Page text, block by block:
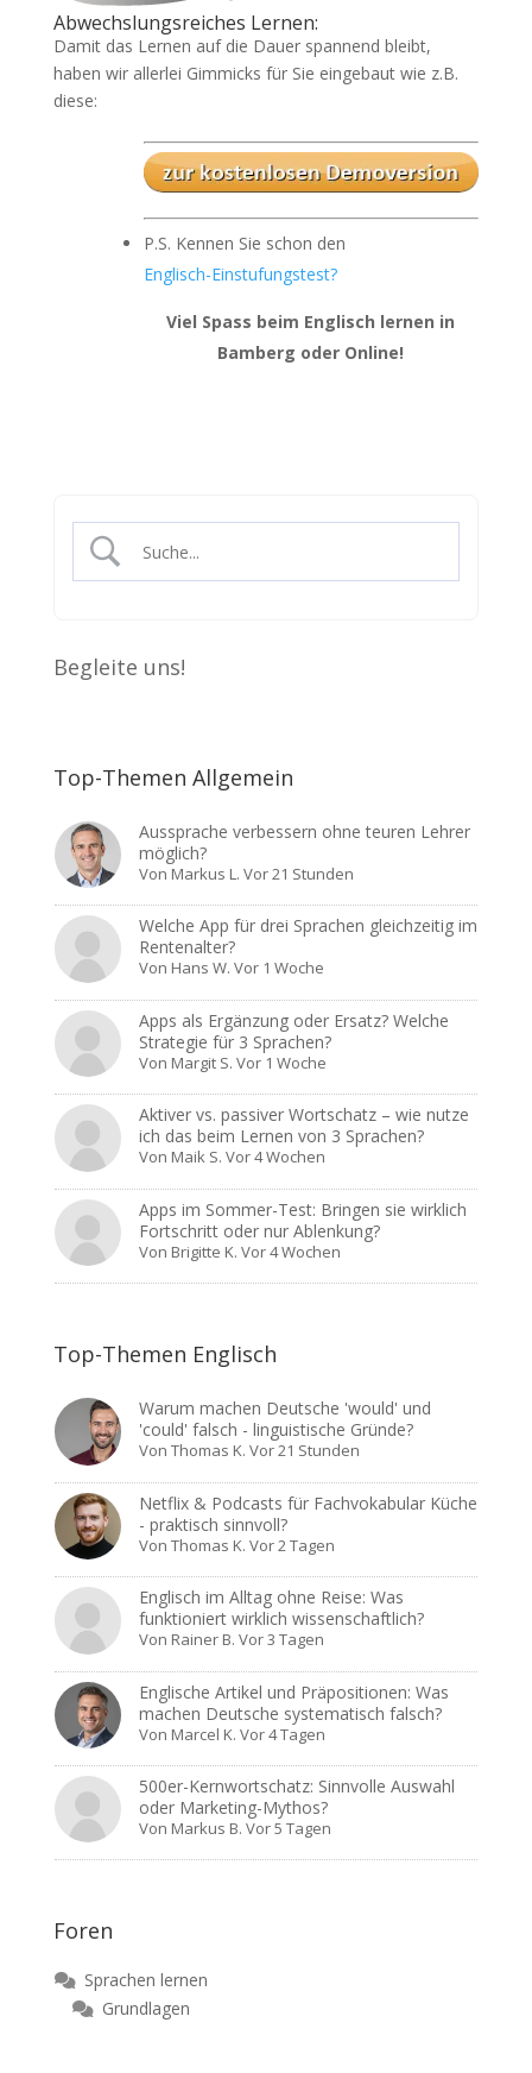
Abwechslungsreiches Lernen:
Damit das Lernen auf die Dauer spannend bleibt,
haben wir allerlei Gimmicks für Sie eingebaut wie z.B.
diese:
P.S. Kennen Sie schon den
Englisch-Einstufungstest?
Viel Spass beim Englisch lernen in
Bamberg oder Online!
Begleite uns!
Top-Themen Allgemein
Aussprache verbessern ohne teuren Lehrer
möglich?
Von Markus L. Vor 21 Stunden
Welche App für drei Sprachen gleichzeitig im
Rentenalter?
Von Hans W. Vor 1 Woche
Apps als Ergänzung oder Ersatz? Welche
Strategie für 3 Sprachen?
Von Margit S. Vor 1 Woche
Aktiver vs. passiver Wortschatz – wie nutze
ich das beim Lernen von 3 Sprachen?
Von Maik S. Vor 4 Wochen
Apps im Sommer-Test: Bringen sie wirklich
Fortschritt oder nur Ablenkung?
Von Brigitte K. Vor 4 Wochen
Top-Themen Englisch
Warum machen Deutsche 'would' und
'could' falsch - linguistische Gründe?
VonThomas K. Vor 21 Stunden
Netflix & Podcasts für Fachvokabular Küche
- praktisch sinnvoll?
VonThomas K. Vor 2 Tagen
Englisch im Alltag ohne Reise: Was
funktioniert wirklich wissenschaftlich?
Von Rainer B. Vor 3 Tagen
Englische Artikel und Präpositionen: Was
machen Deutsche systematisch falsch?
Von Marcel K. Vor 4 Tagen
500er-Kernwortschatz: Sinnvolle Auswahl
oder Marketing-Mythos?
Von Markus B. Vor 5 Tagen
Foren
Sprachen lernen
Grundlagen